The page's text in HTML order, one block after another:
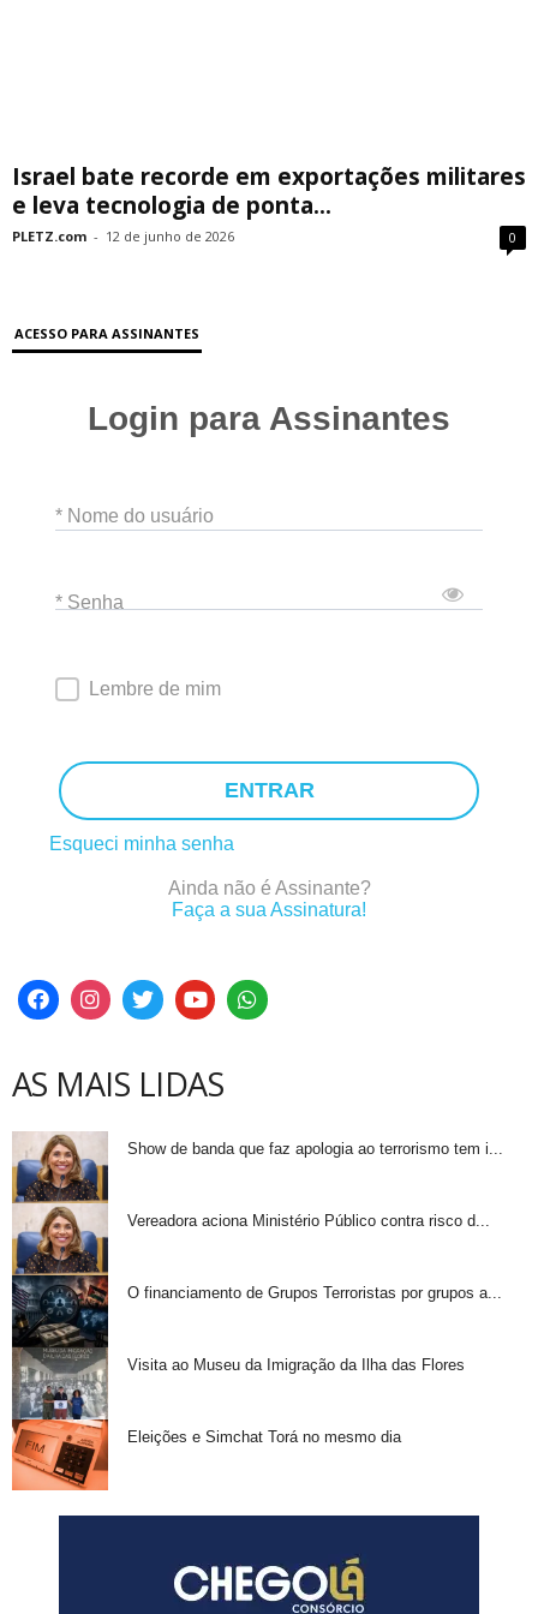
Israel bate recorde em exportações militares
e leva tecnologia de ponta...
PLETZ.com - 12 de junho de 2026 0
ACESSO PARA ASSINANTES
Login para Assinantes
* Nome do usuário
* Senha
Lembre de mim
ENTRAR
Esqueci minha senha
Ainda não é Assinante?
Faça a sua Assinatura!
AS MAIS LIDAS
Show de banda que faz apologia ao terrorismo tem i...
Vereadora aciona Ministério Público contra risco d...
O financiamento de Grupos Terroristas por grupos a...
Visita ao Museu da Imigração da Ilha das Flores
Eleições e Simchat Torá no mesmo dia